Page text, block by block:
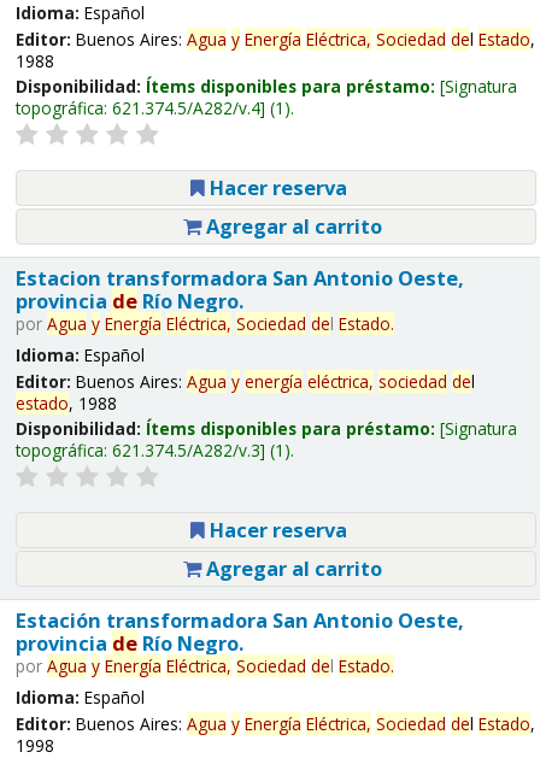
Idioma: Español
Editor: Buenos Aires: Agua y Energía Eléctrica, Sociedad del Estado,
1988
Disponibilidad: Ítems disponibles para préstamo: Signatura
topográfica: 621.374.5/A282/v.4 (1).
Hacer reserva
Agregar al carrito
Estacion transformadora San Antonio Oeste,
provincia deRío Negro.
por Agua y Energía Eléctrica, Sociedad del Estado.
Idioma: Español
Editor: Buenos Aires: Agua y energía eléctrica, sociedad del
estado, 1988
Disponibilidad: Ítems disponibles para préstamo: Signatura
topográfica: 621.374.5/A282/v.3 (1).
Hacer reserva
Agregar al carrito
Estación transformadora San Antonio Oeste,
provincia deRío Negro.
por Agua y Energía Eléctrica, Sociedad del Estado.
Idioma: Español
Editor: Buenos Aires: Agua y Energía Eléctrica, Sociedad del Estado,
1998